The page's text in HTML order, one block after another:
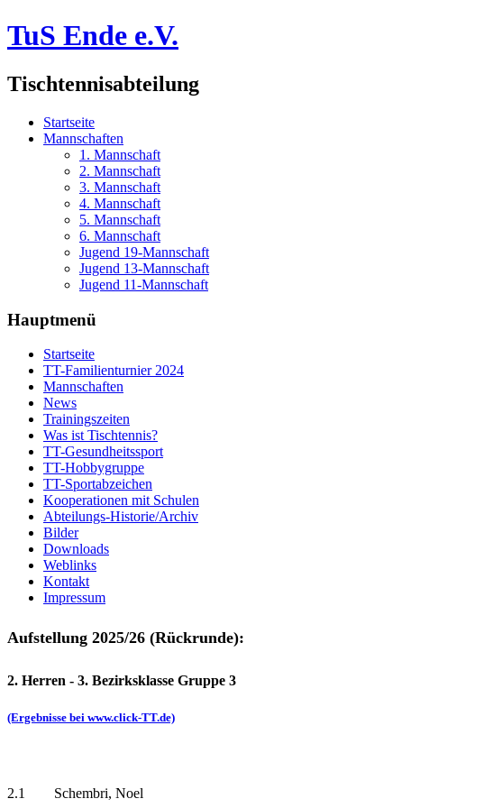
TuS Ende e.V.
Tischtennisabteilung
Startseite
Mannschaften
1. Mannschaft
2. Mannschaft
3. Mannschaft
4. Mannschaft
5. Mannschaft
6. Mannschaft
Jugend 19-Mannschaft
Jugend 13-Mannschaft
Jugend 11-Mannschaft
Hauptmenü
Startseite
TT-Familienturnier 2024
Mannschaften
News
Trainingszeiten
Was ist Tischtennis?
TT-Gesundheitssport
TT-Hobbygruppe
TT-Sportabzeichen
Kooperationen mit Schulen
Abteilungs-Historie/Archiv
Bilder
Downloads
Weblinks
Kontakt
Impressum
Aufstellung 2025/26 (Rückrunde):
2. Herren - 3. Bezirksklasse Gruppe 3
(Ergebnisse bei www.click-TT.de)
2.1 Schembri, Noel